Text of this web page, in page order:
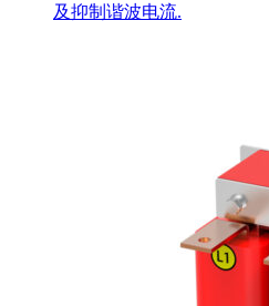
及抑制谐波电流.